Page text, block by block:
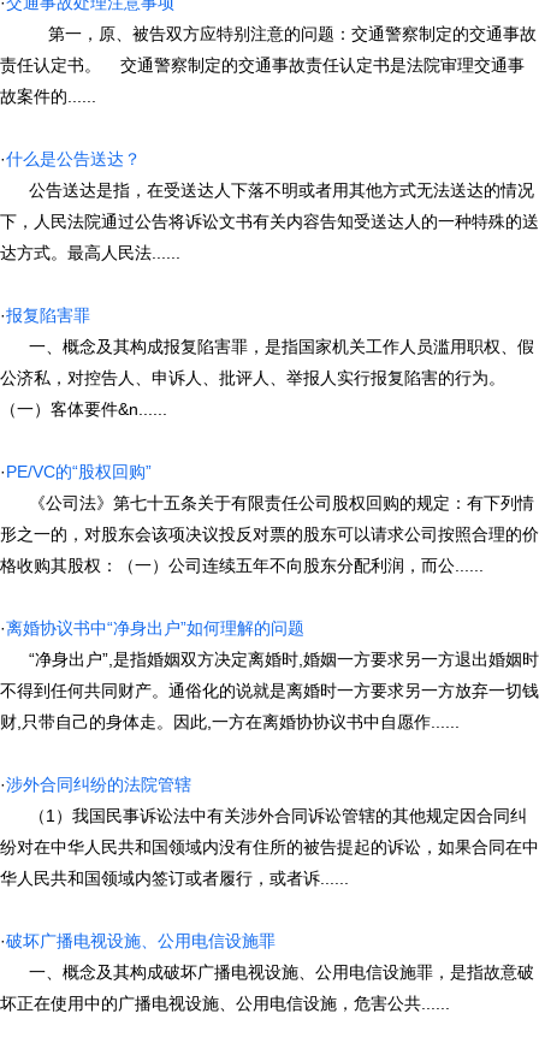
第一，原、被告双方应特别注意的问题：交通警察制定的交通事故
责任认定书。 交通警察制定的交通事故责任认定书是法院审理交通事
故案件的......
·什么是公告送达？
公告送达是指，在受送达人下落不明或者用其他方式无法送达的情况
下，人民法院通过公告将诉讼文书有关内容告知受送达人的一种特殊的送
达方式。最高人民法......
·报复陷害罪
一、概念及其构成报复陷害罪，是指国家机关工作人员滥用职权、假
公济私，对控告人、申诉人、批评人、举报人实行报复陷害的行为。
（一）客体要件&n......
·PE/VC的“股权回购”
《公司法》第七十五条关于有限责任公司股权回购的规定：有下列情
形之一的，对股东会该项决议投反对票的股东可以请求公司按照合理的价
格收购其股权：（一）公司连续五年不向股东分配利润，而公......
·离婚协议书中“净身出户”如何理解的问题
“净身出户”,是指婚姻双方决定离婚时,婚姻一方要求另一方退出婚姻时
不得到任何共同财产。通俗化的说就是离婚时一方要求另一方放弃一切钱
财,只带自己的身体走。因此,一方在离婚协协议书中自愿作......
·涉外合同纠纷的法院管辖
（1）我国民事诉讼法中有关涉外合同诉讼管辖的其他规定因合同纠
纷对在中华人民共和国领域内没有住所的被告提起的诉讼，如果合同在中
华人民共和国领域内签订或者履行，或者诉......
·破坏广播电视设施、公用电信设施罪
一、概念及其构成破坏广播电视设施、公用电信设施罪，是指故意破
坏正在使用中的广播电视设施、公用电信设施，危害公共......